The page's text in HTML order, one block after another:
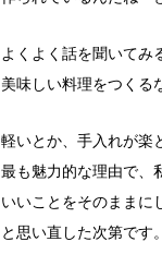
よくよく話を聞いてみ
美味しい料理をつくる
軽いとか、手入れが楽
最も魅力的な理由で、
いいことをそのままに
と思い直した次第です。